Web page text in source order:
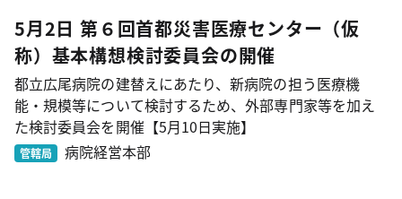
5月2日 第６回首都災害医療センター（仮
称）基本構想検討委員会の開催
都立広尾病院の建替えにあたり、新病院の担う医療機
能・規模等について検討するため、外部専門家等を加え
た検討委員会を開催【5月10日実施】
管轄局 病院経営本部